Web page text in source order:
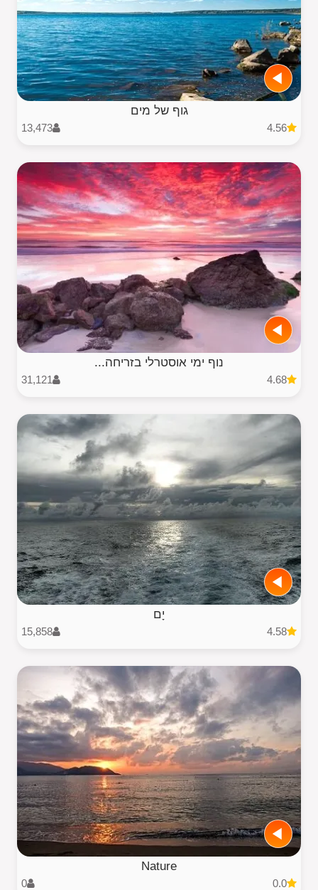
גוף של מים
4.56
13,473
נוף ימי אוסטרלי בזריחה...
4.68
31,121
יָם
4.58
15,858
Nature
0.0
0